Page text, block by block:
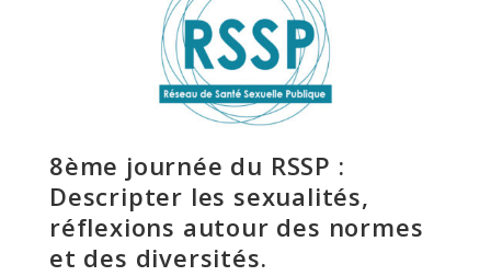
DOCUMENTATION
LA JOURNÉE DU RSSP
8ème journée du RSSP :
Descripter les sexualités,
réflexions autour des normes
et des diversités.